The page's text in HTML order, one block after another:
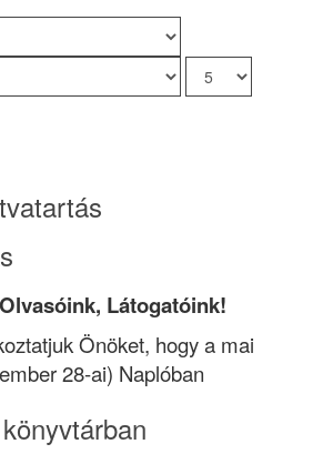
Látogatóink!
Önöket, hogy a mai
28-ai) Naplóban